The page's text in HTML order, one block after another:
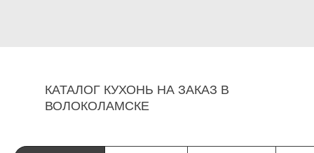
КАТАЛОГ КУХОНЬ НА ЗАКАЗ В
ВОЛОКОЛАМСКЕ